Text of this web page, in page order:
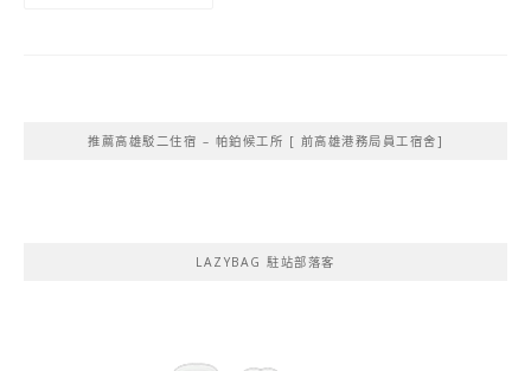
推薦高雄駁二住宿 – 帕鉑候工所 [ 前高雄港務局員工宿舍]
LAZYBAG 駐站部落客